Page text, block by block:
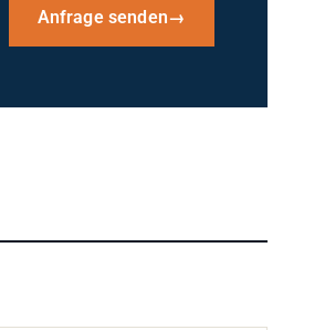
Anfrage senden →